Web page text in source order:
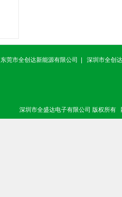
东莞市全创达新能源有限公司 深圳市全创
深圳市全盛达电子有限公司 版权所有